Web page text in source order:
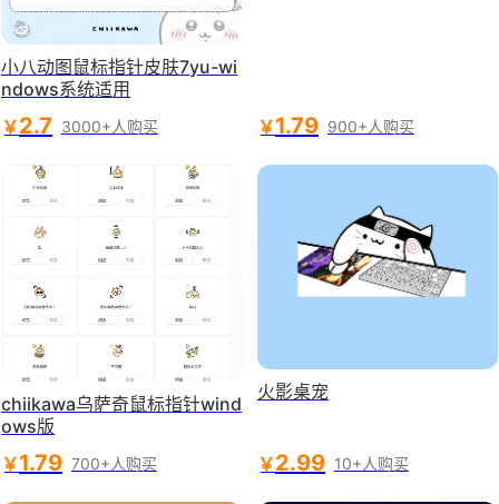
小八动图鼠标指针皮肤7yu-wi
ndows系统适用
￥2.7 3000+人购买 ￥1.79 900+人购买
chiikawa乌萨奇鼠标指针wind
ows版
￥1.79 700+人购买
火影桌宠
￥2.99 10+人购买